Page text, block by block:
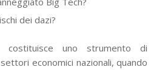
dei dazi?
costituisce uno strumento di
economici nazionali, quando